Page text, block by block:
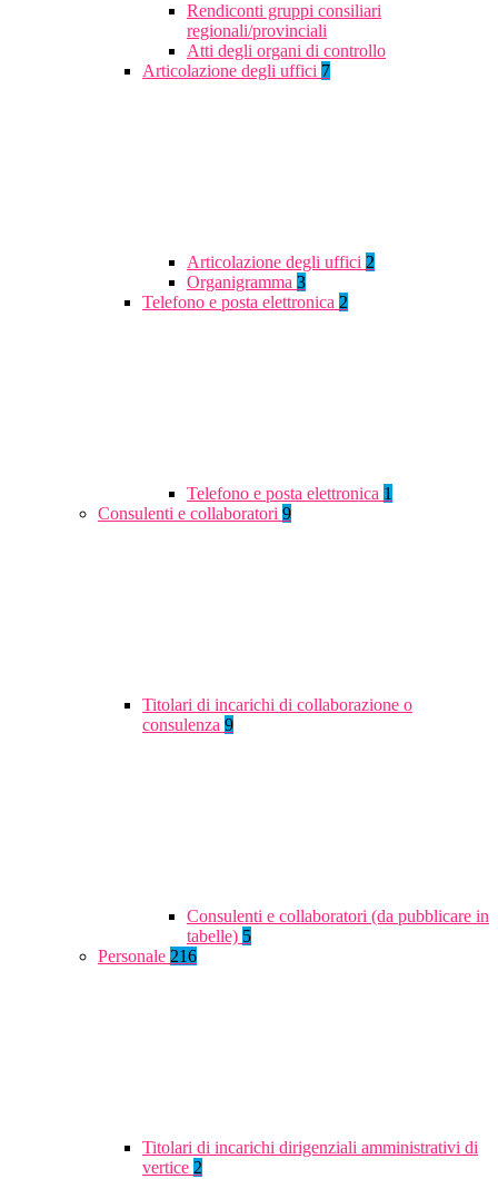
Rendiconti gruppi consiliari
regionali/provinciali
Atti degli organi di controllo
Articolazione degli uffici 7
Articolazione degli uffici 2
Organigramma 3
Telefono e posta elettronica 2
Telefono e posta elettronica 1
Consulenti e collaboratori 9
Titolari di incarichi di collaborazione o
consulenza 9
Consulenti e collaboratori (da pubblicare in
tabelle) 5
Personale 216
Titolari di incarichi dirigenziali amministrativi di
vertice 2